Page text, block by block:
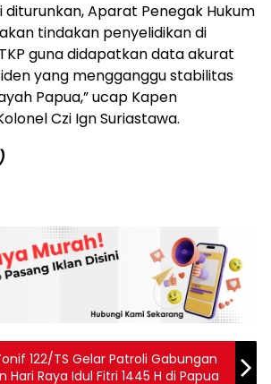
diturunkan, Aparat Penegak Hukum
tindakan penyelidikan di
guna didapatkan data akurat
yang mengganggu stabilitas
Papua,” ucap Kapen
Czi Ign Suriastawa.
122/TS Gelar Patroli Gabungan
Hari Raya Idul Fitri 1445 H di Papua